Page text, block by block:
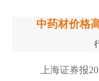
中药材价格
上海证券报20